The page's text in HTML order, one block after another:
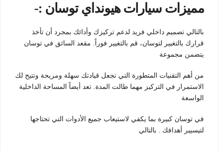
مميزات سيارات هيونداي توسان :-
بالتالي تصميم داخلي فريد لدعم تركيزك وأدائك بمجرد أن تأخذ
قرارك بالتغيير لتوسان، قم بالتغيير فوراً. مقعد السائق في توسان
يتضمن مجموعة
من أهم التقنيات المتطورة التي تجعل قيادتك سهلة ومريحة وتتيح لك
الاستمرار في التركيز مهما طالت المدة. تعد أيضاً المساحة الداخلية
الواسعة
في توسان كبيرة بما يكفي لاستيعاب جميع الأدوات التي تحتاجها
لتيسيير أهدافك . بالتالي